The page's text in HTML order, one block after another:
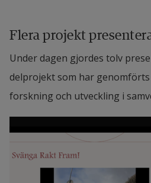
Flera projekt
Under dagen gjordes tolv
delprojekt som har
forskning och utveckling i